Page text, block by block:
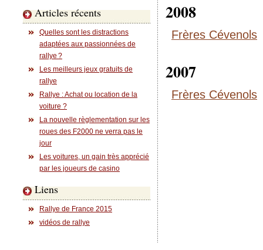
Articles récents
Quelles sont les distractions
adaptées aux passionnées de
rallye ?
Les meilleurs jeux gratuits de
rallye
Rallye : Achat ou location de la
voiture ?
La nouvelle règlementation sur les
roues des F2000 ne verra pas le
jour
Les voitures, un gain très apprécié
par les joueurs de casino
Liens
Rallye de France 2015
vidéos de rallye
2008
Frères Cévenols
2007
Frères Cévenols